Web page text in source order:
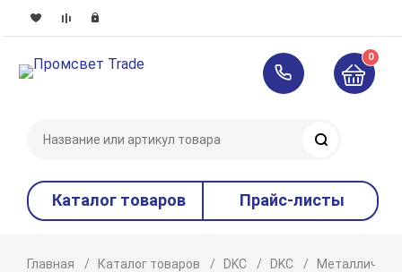
0
Каталог товаров Прайс-листы
Главная Каталог товаров DKC DKC